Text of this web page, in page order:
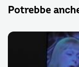
Potrebbe